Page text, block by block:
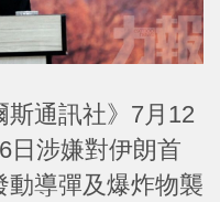
通訊社》7月12
日涉嫌對伊朗首
動導彈及爆炸物襲